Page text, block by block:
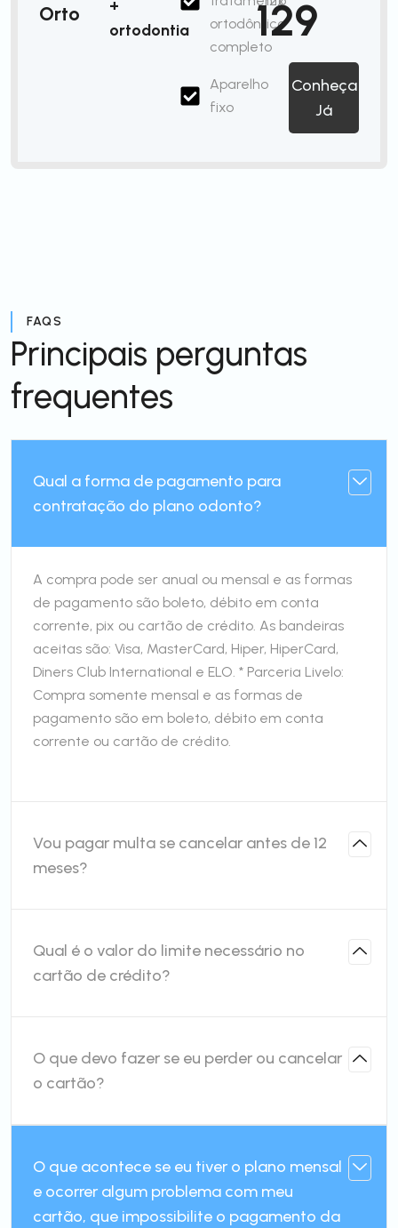
Orto
+
ortodontia
ortodôntico
completo
Aparelho
fixo
129
Conheça
Já
FAQS
Principais perguntas
frequentes
Qual a forma de pagamento para
contratação do plano odonto?
A compra pode ser anual ou mensal e as formas
de pagamento são boleto, débito em conta
corrente, pix ou cartão de crédito. As bandeiras
aceitas são: Visa, MasterCard, Hiper, HiperCard,
Diners Club International e ELO. * Parceria Livelo:
Compra somente mensal e as formas de
pagamento são em boleto, débito em conta
corrente ou cartão de crédito.
Vou pagar multa se cancelar antes de 12
meses?
Qual é o valor do limite necessário no
cartão de crédito?
O que devo fazer se eu perder ou cancelar
o cartão?
O que acontece se eu tiver o plano mensal
e ocorrer algum problema com meu
cartão, que impossibilite o pagamento da